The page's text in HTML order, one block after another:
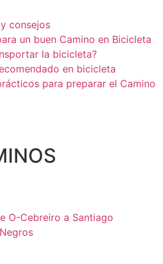
consejos
un buen Camino en Bicicleta
la bicicleta?
en bicicleta
para preparar el Camino
O-Cebreiro a Santiago